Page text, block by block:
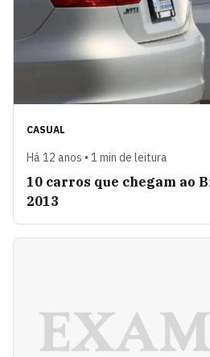
CASUAL
Há 12 anos • 1 min de leitura
10 carros que chegam ao
2013